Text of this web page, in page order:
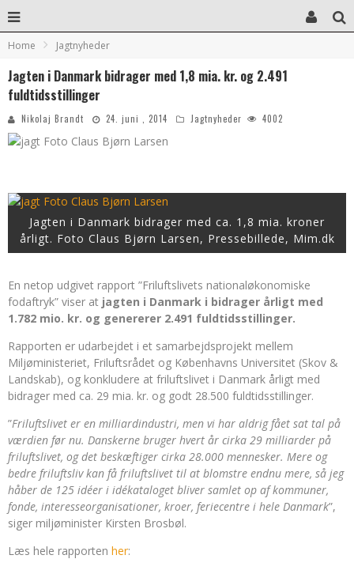
Home Jagtnyheder
Jagten i Danmark bidrager med 1,8 mia. kr. og 2.491
fuldtidsstillinger
Nikolaj Brandt 24. juni , 2014 Jagtnyheder 4002
Jagten i Danmark bidrager med ca. 1,8 mia. kroner
årligt. Foto Claus Bjørn Larsen, Pressebillede, Mim.dk
En netop udgivet rapport ”Friluftslivets nationaløkonomiske
fodaftryk” viser at jagten i Danmark i bidrager årligt med
1.782 mio. kr. og genererer 2.491 fuldtidsstillinger.
Rapporten er udarbejdet i et samarbejdsprojekt mellem
Miljøministeriet, Friluftsrådet og Københavns Universitet (Skov &
Landskab), og konkludere at friluftslivet i Danmark årligt med
bidrager med ca. 29 mia. kr. og godt 28.500 fuldtidsstillinger.
”Friluftslivet er en milliardindustri, men vi har aldrig fået sat tal på
værdien før nu. Danskerne bruger hvert år cirka 29 milliarder på
friluftslivet, og det beskæftiger cirka 28.000 mennesker. Mere og
bedre friluftsliv kan få friluftslivet til at blomstre endnu mere, så jeg
håber de 125 idéer i idékataloget bliver samlet op af kommuner,
fonde, interesseorganisationer, kroer, feriecentre i hele Danmark”,
siger miljøminister Kirsten Brosbøl.
Læs hele rapporten her: